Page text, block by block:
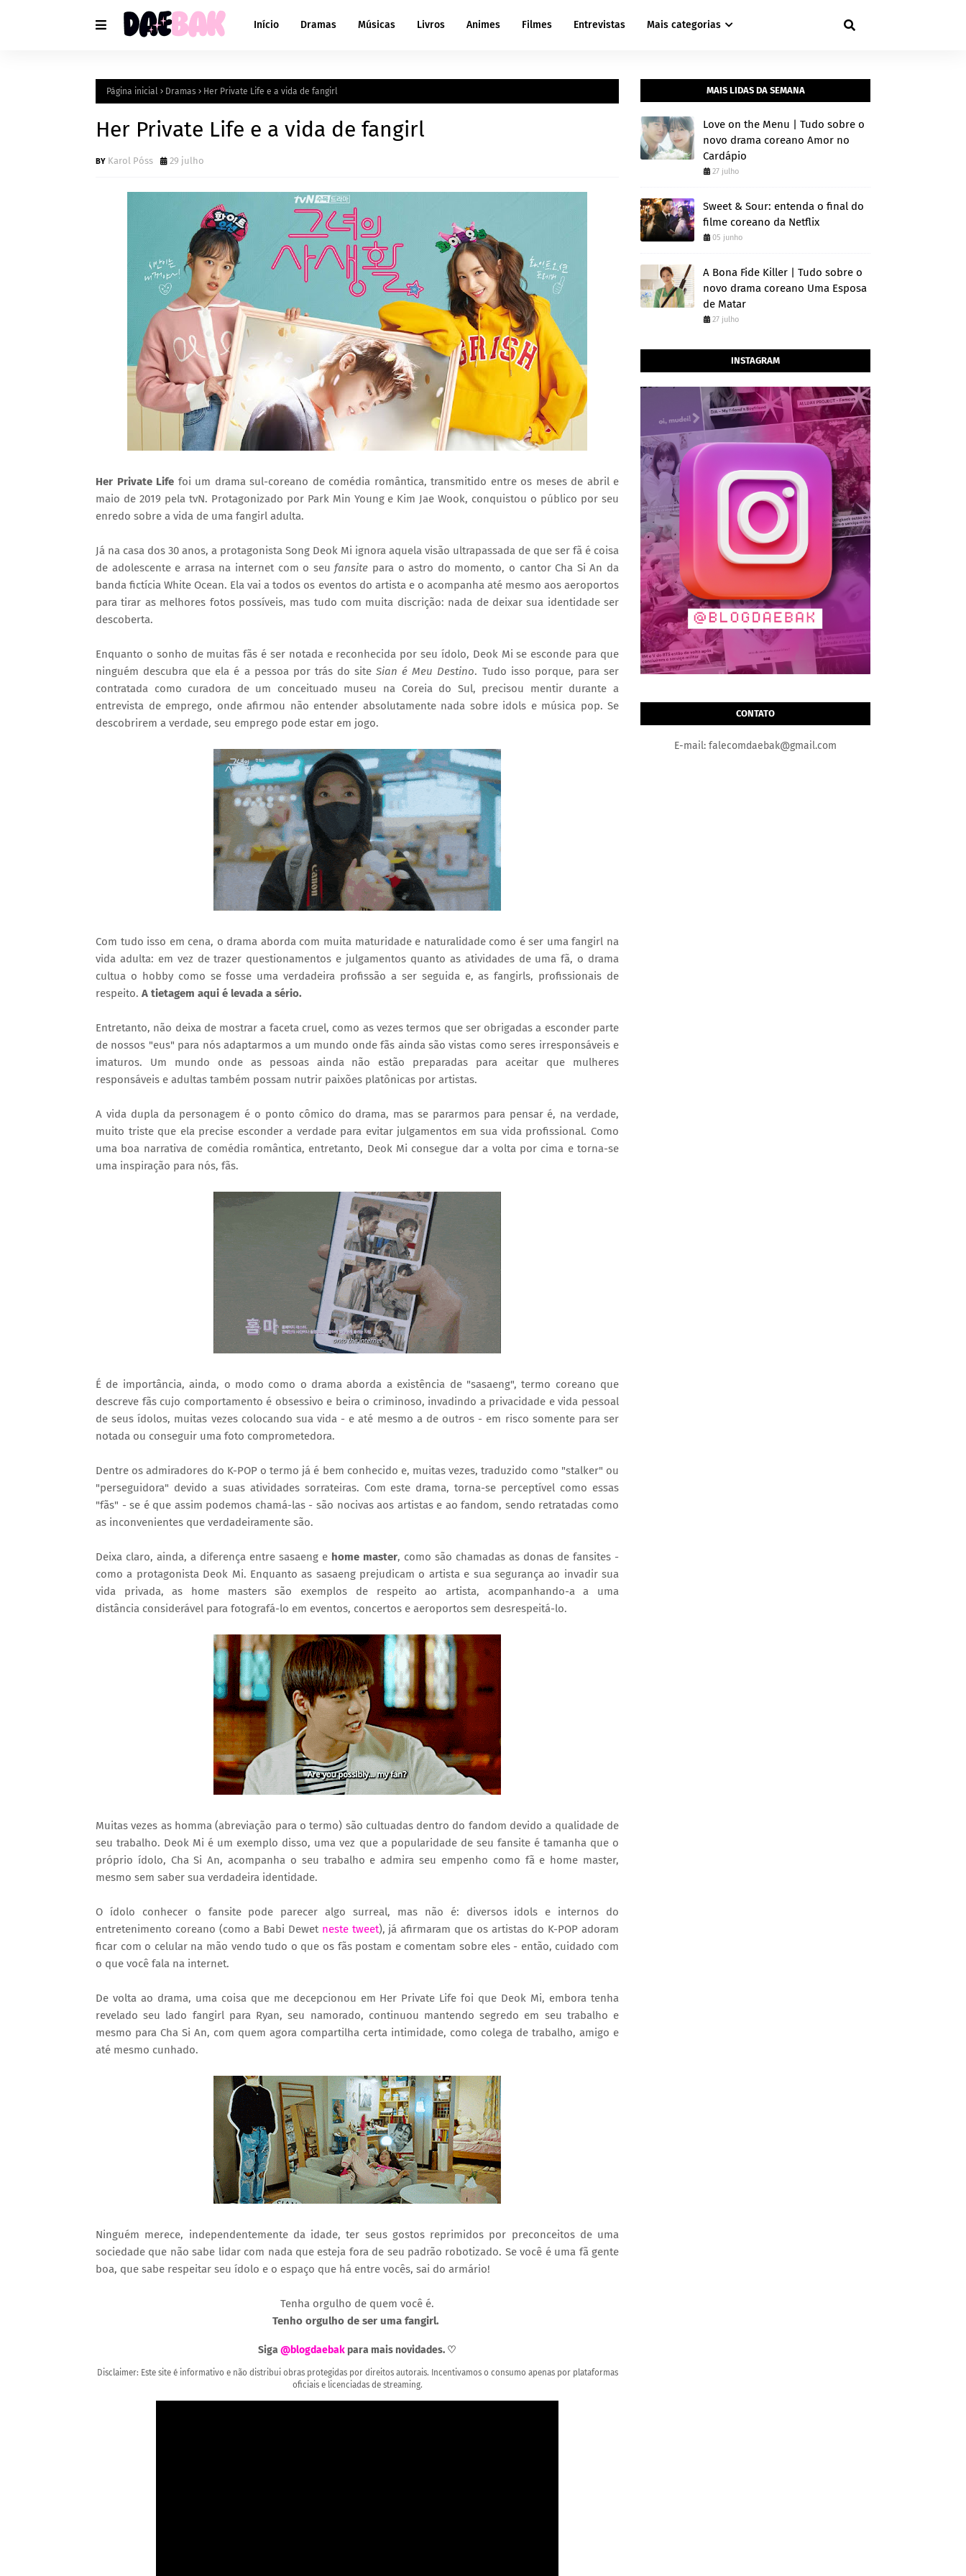
Início Dramas Músicas Livros Animes Filmes Entrevistas Mais categorias
Página inicial Dramas Her Private Life e a vida de fangirl
Her Private Life e a vida de fangirl
Karol Póss 29 julho
Her Private Life foi um drama sul-coreano de comédia romântica, transmitido entre os meses de abril e
maio de 2019 pela tvN. Protagonizado por Park Min Young e Kim Jae Wook, conquistou o público por seu
enredo sobre a vida de uma fangirl adulta.
Já na casa dos 30 anos, a protagonista Song Deok Mi ignora aquela visão ultrapassada de que ser fã é coisa
de adolescente e arrasa na internet com o seufansite para o astro do momento, o cantor Cha Si An da
banda fictícia White Ocean. Ela vai a todos os eventos do artista e o acompanha até mesmo aos aeroportos
para tirar as melhores fotos possíveis, mas tudo com muita discrição: nada de deixar sua identidade ser
descoberta.
Enquanto o sonho de muitas fãs é ser notada e reconhecida por seu ídolo, Deok Mi se esconde para que
ninguém descubra que ela é a pessoa por trás do site Sian é Meu Destino. Tudo isso porque, para ser
contratada como curadora de um conceituado museu na Coreia do Sul, precisou mentir durante a
entrevista de emprego, onde afirmou não entender absolutamente nada sobre idols e música pop. Se
descobrirem a verdade, seu emprego pode estar em jogo.
Com tudo isso em cena, o drama aborda com muita maturidade e naturalidade como é ser uma fangirl na
vida adulta: em vez de trazer questionamentos e julgamentos quanto as atividades de uma fã, o drama
cultua o hobby como se fosse uma verdadeira profissão a ser seguida e, as fangirls, profissionais de
respeito. A tietagem aqui é levada a sério.
Entretanto, não deixa de mostrar a faceta cruel, como as vezes termos que ser obrigadas a esconder parte
de nossos "eus" para nós adaptarmos a um mundo onde fãs ainda são vistas como seres irresponsáveis e
imaturos. Um mundo onde as pessoas ainda não estão preparadas para aceitar que mulheres
responsáveis e adultas também possam nutrir paixões platônicas por artistas.
A vida dupla da personagem é o ponto cômico do drama, mas se pararmos para pensar é, na verdade,
muito triste que ela precise esconder a verdade para evitar julgamentos em sua vida profissional. Como
uma boa narrativa de comédia romântica, entretanto, Deok Mi consegue dar a volta por cima e torna-se
uma inspiração para nós, fãs.
É de importância, ainda, o modo como o drama aborda a existência de "sasaeng", termo coreano que
descreve fãs cujo comportamento é obsessivo e beira o criminoso, invadindo a privacidade e vida pessoal
de seus ídolos, muitas vezes colocando sua vida - e até mesmo a de outros - em risco somente para ser
notada ou conseguir uma foto comprometedora.
Dentre os admiradores do K-POP o termo já é bem conhecido e, muitas vezes, traduzido como "stalker" ou
"perseguidora" devido a suas atividades sorrateiras. Com este drama, torna-se perceptível como essas
"fãs" - se é que assim podemos chamá-las - são nocivas aos artistas e ao fandom, sendo retratadas como
as inconvenientes que verdadeiramente são.
Deixa claro, ainda, a diferença entre sasaeng e home master, como são chamadas as donas de fansites -
como a protagonista Deok Mi. Enquanto as sasaeng prejudicam o artista e sua segurança ao invadir sua
vida privada, as home masters são exemplos de respeito ao artista, acompanhando-a a uma
distância considerável para fotografá-lo em eventos, concertos e aeroportos sem desrespeitá-lo.
Muitas vezes as homma (abreviação para o termo) são cultuadas dentro do fandom devido a qualidade de
seu trabalho. Deok Mi é um exemplo disso, uma vez que a popularidade de seu fansite é tamanha que o
próprio ídolo, Cha Si An, acompanha o seu trabalho e admira seu empenho como fã e home master,
mesmo sem saber sua verdadeira identidade.
O ídolo conhecer o fansite pode parecer algo surreal, mas não é: diversos idols e internos do
entretenimento coreano (como a Babi Dewet neste tweet), já afirmaram que os artistas do K-POP adoram
ficar com o celular na mão vendo tudo o que os fãs postam e comentam sobre eles - então, cuidado com
o que você fala na internet.
De volta ao drama, uma coisa que me decepcionou em Her Private Life foi que Deok Mi, embora tenha
revelado seu lado fangirl para Ryan, seu namorado, continuou mantendo segredo em seu trabalho e
mesmo para Cha Si An, com quem agora compartilha certa intimidade, como colega de trabalho, amigo e
até mesmo cunhado.
Ninguém merece, independentemente da idade, ter seus gostos reprimidos por preconceitos de uma
sociedade que não sabe lidar com nada que esteja fora de seu padrão robotizado. Se você é uma fã gente
boa, que sabe respeitar seu ídolo e o espaço que há entre vocês, sai do armário!
Tenha orgulho de quem você é.
Tenho orgulho de ser uma fangirl.
Siga @blogdaebak para mais novidades. ♡
Disclaimer: Este site é informativo e não distribui obras protegidas por direitos autorais. Incentivamos o consumo apenas por plataformas
oficiais e licenciadas de streaming.
MAIS LIDAS DA SEMANA
Love on the Menu | Tudo sobre o
novo drama coreano Amor no
Cardápio
27 julho
Sweet & Sour: entenda o final do
filme coreano da Netflix
05 junho
A Bona Fide Killer | Tudo sobre o
novo drama coreano Uma Esposa
de Matar
27 julho
INSTAGRAM
CONTATO
E-mail: falecomdaebak@gmail.com